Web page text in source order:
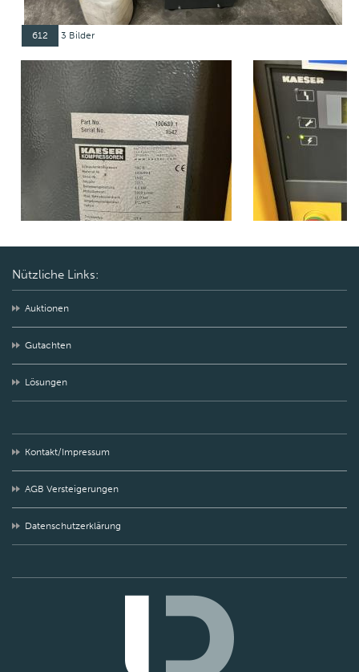
612 3 Bilder
Nützliche Links:
Auktionen
Gutachten
Lösungen
Kontakt/Impressum
AGB Versteigerungen
Datenschutzerklärung